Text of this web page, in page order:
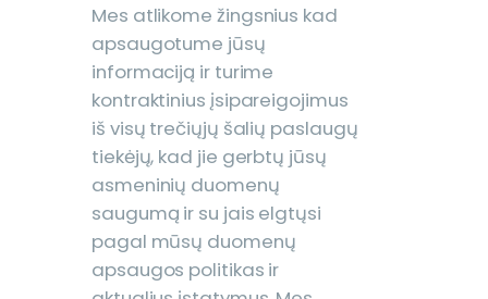
Mes atlikome žingsnius kad
apsaugotume jūsų
informaciją ir turime
kontraktinius įsipareigojimus
iš visų trečiųjų šalių paslaugų
tiekėjų, kad jie gerbtų jūsų
asmeninių duomenų
saugumą ir su jais elgtųsi
pagal mūsų duomenų
apsaugos politikas ir